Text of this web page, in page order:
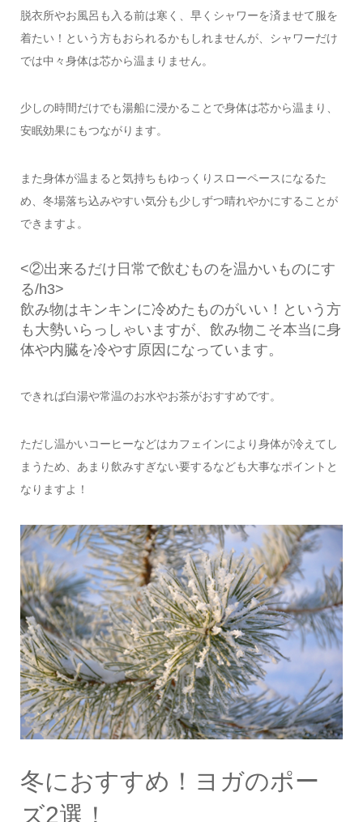
脱衣所やお風呂も入る前は寒く、早くシャワーを済ませて服を
着たい！という方もおられるかもしれませんが、シャワーだけ
では中々身体は芯から温まりません。
少しの時間だけでも湯船に浸かることで身体は芯から温まり、
安眠効果にもつながります。
また身体が温まると気持ちもゆっくりスローペースになるた
め、冬場落ち込みやすい気分も少しずつ晴れやかにすることが
できますよ。
<②出来るだけ日常で飲むものを温かいものにす
る/h3>
飲み物はキンキンに冷めたものがいい！という方
も大勢いらっしゃいますが、飲み物こそ本当に身
体や内臓を冷やす原因になっています。
できれば白湯や常温のお水やお茶がおすすめです。
ただし温かいコーヒーなどはカフェインにより身体が冷えてし
まうため、あまり飲みすぎない要するなども大事なポイントと
なりますよ！
冬におすすめ！ヨガのポー
ズ2選！